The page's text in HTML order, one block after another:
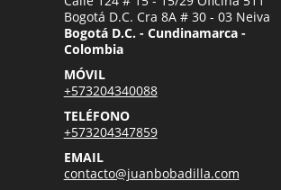
Bogotá D.C. Cra 8A # 30 - 03 Neiva
Bogotá D.C. - Cundinamarca -
Colombia
MÓVIL
+573204340088
TELÉFONO
+573204347859
EMAIL
contacto@juanbobadilla.com